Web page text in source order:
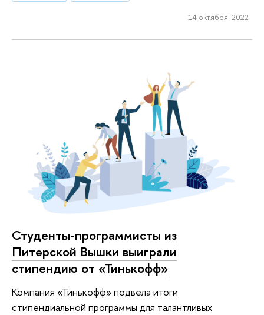
14 октября 2022
Студенты-программисты из
Питерской Вышки выиграли
стипендию от «Тинькофф»
Компания «Тинькофф» подвела итоги
стипендиальной программы для талантливых